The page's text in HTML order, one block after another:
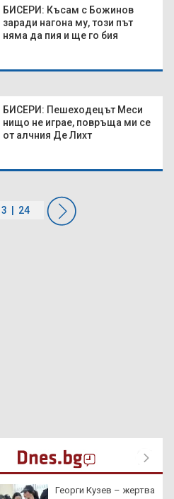
БИСЕРИ: Късам с Божинов
заради нагона му, този път
няма да пия и ще го бия
БИСЕРИ: Пешеходецът Меси
нищо не играе, повръща ми се
от алчния Де Лихт
Георги Кузев – жертва